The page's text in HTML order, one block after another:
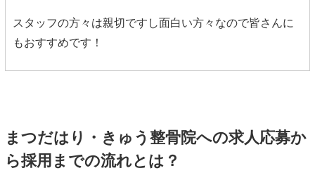
スタッフの方々は親切ですし面白い方々なので皆さんに
もおすすめです！
まつだはり・きゅう整骨院への求人応募か
ら採用までの流れとは？